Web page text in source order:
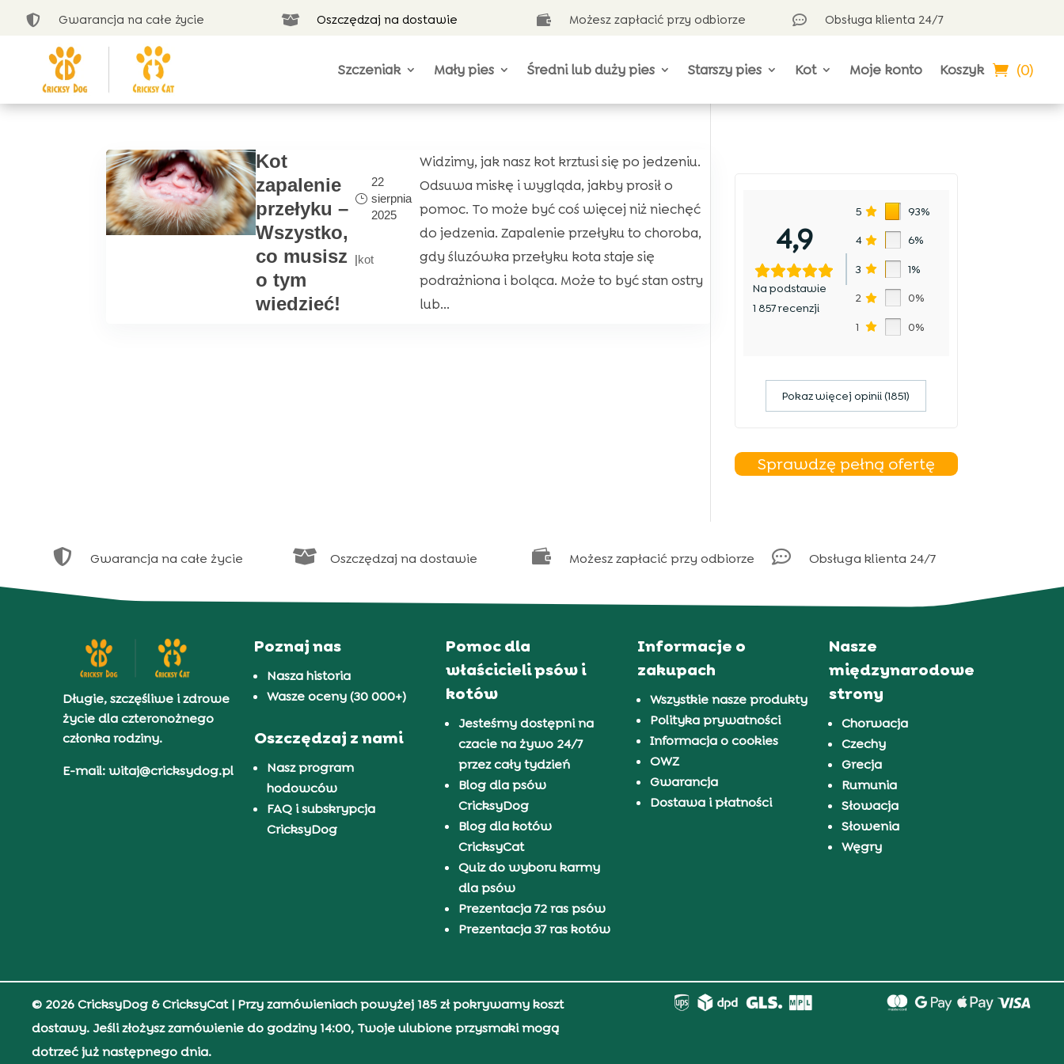
 Gwarancja na całe życie  Oszczędzaj na dostawie  Możesz zapłacić przy odbiorze  Obsługa klienta 24/7
Szczeniak Mały pies Średni lub duży pies Starszy pies Kot Moje konto Koszyk (0)
Kot
zapalenie
przełyku –
Wszystko,
co musisz
o tym
wiedzieć!
22
sierpnia
2025
|kot
Widzimy, jak nasz kot krztusi się po jedzeniu.
Odsuwa miskę i wygląda, jakby prosił o
pomoc. To może być coś więcej niż niechęć
do jedzenia. Zapalenie przełyku to choroba,
gdy śluzówka przełyku kota staje się
podrażniona i boląca. Może to być stan ostry
lub...
4,9
Na podstawie
1 857 recenzji
5 93%
4 6%
3 1%
2 0%
1 0%
Pokaz więcej opinii (1851)
Sprawdzę pełną ofertę
 Gwarancja na całe życie  Oszczędzaj na dostawie  Możesz zapłacić przy odbiorze  Obsługa klienta 24/7
Długie, szczęśliwe i zdrowe
życie dla czteronożnego
członka rodziny.
E-mail: witaj@cricksydog.pl
Poznaj nas
Nasza historia
Wasze oceny (30 000+)
Oszczędzaj z nami
Nasz program
hodowców
FAQ i subskrypcja
CricksyDog
Pomoc dla
właścicieli psów i
kotów
Jesteśmy dostępni na
czacie na żywo 24/7
przez cały tydzień
Blog dla psów
CricksyDog
Blog dla kotów
CricksyCat
Quiz do wyboru karmy
dla psów
Prezentacja 72 ras psów
Prezentacja 37 ras kotów
Informacje o
zakupach
Wszystkie nasze produkty
Polityka prywatności
Informacja o cookies
OWZ
Gwarancja
Dostawa i płatności
Nasze
międzynarodowe
strony
Chorwacja
Czechy
Grecja
Rumunia
Słowacja
Słowenia
Węgry
© 2026 CricksyDog & CricksyCat| Przy zamówieniach powyżej 185 zł pokrywamy koszt
dostawy. Jeśli złożysz zamówienie do godziny 14:00, Twoje ulubione przysmaki mogą
dotrzeć już następnego dnia.